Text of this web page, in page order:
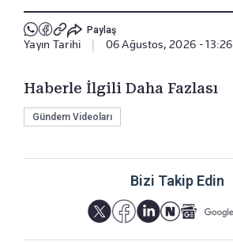
Paylaş
Yayın Tarihi 06 Ağustos, 2026 - 13:26
Haberle İlgili Daha Fazlası
Gündem Videoları
Bizi Takip Edin